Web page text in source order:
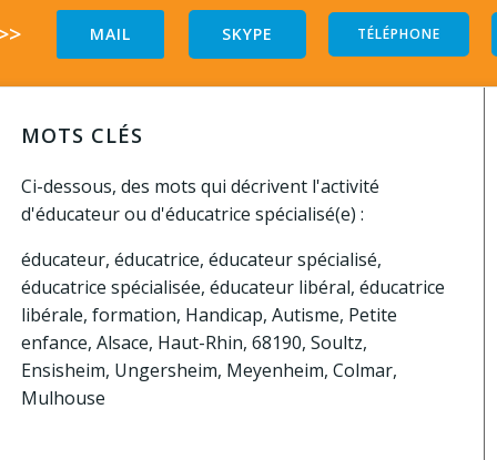
MAIL SKYPE TÉLÉPHONE
MOTS CLÉS
Ci-dessous, des mots qui décrivent l'activité
d'éducateur ou d'éducatrice spécialisé(e) :
éducateur, éducatrice, éducateur spécialisé,
éducatrice spécialisée, éducateur libéral, éducatrice
libérale, formation, Handicap, Autisme, Petite
enfance, Alsace, Haut-Rhin, 68190, Soultz,
Ensisheim, Ungersheim, Meyenheim, Colmar,
Mulhouse